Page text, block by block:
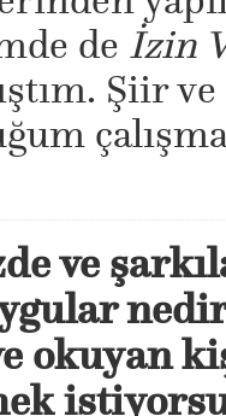
de İzin
Şiir
ve
okuyan